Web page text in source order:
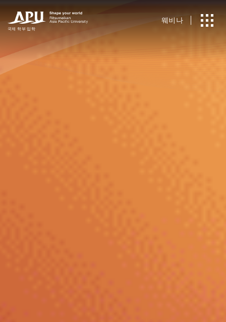
국제 ​ ​학부 입학
웨비나